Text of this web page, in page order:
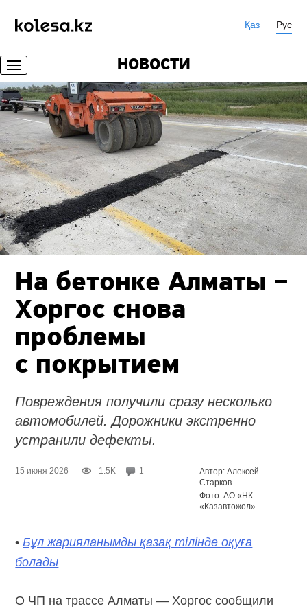
Қаз Рус
НОВОСТИ
На бетонке Алматы –
Хоргос снова
проблемы
с покрытием
Повреждения получили сразу несколько
автомобилей. Дорожники экстренно
устранили дефекты.
15 июня 2026 1.5K 1
Автор: Алексей
Старков
Фото: АО «НК
«Казавтожол»
•Бұл жарияланымды қазақ тілінде оқуға
болады
О ЧП на трассе Алматы — Хоргос сообщили